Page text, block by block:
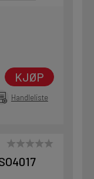
KJØP
Handleliste